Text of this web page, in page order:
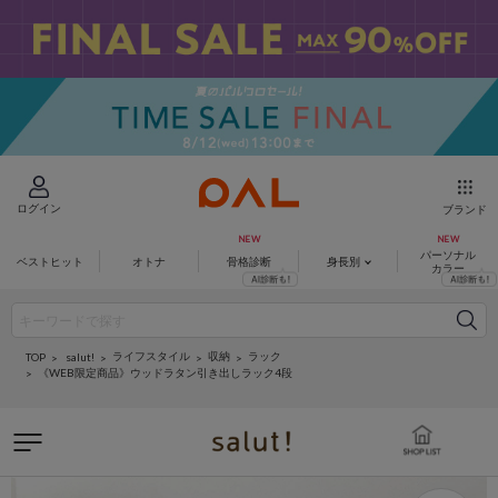
ログイン ブランド
ベストヒット オトナ 骨格診断 身長別
パーソナル
カラー
TOP salut! ライフスタイル 収納
ラック
《WEB限定商品》ウッドラタン引き出しラック4段